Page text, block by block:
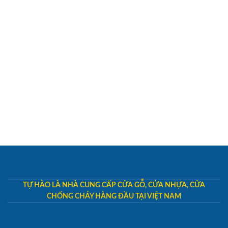
TỰ HÀO LÀ NHÀ CUNG CẤP CỬA GỖ, CỬA NHỰA, CỬA
CHỐNG CHÁY HÀNG ĐẦU TẠI VIỆT NAM